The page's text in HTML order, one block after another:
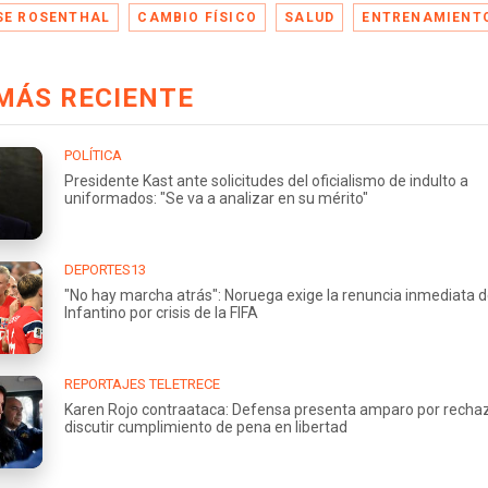
ROSENTHAL CAMBIO FÍSICO SALUD
RECIENTE
POLÍTICA
Presidente Kast ante solicitudes del oficialismo de indulto a
uniformados: "Se va a analizar en su mérito"
DEPORTES13
"No hay marcha atrás": Noruega exige la renuncia inmediata
Infantino por crisis de la FIFA
REPORTAJES TELETRECE
Karen Rojo contraataca: Defensa presenta amparo por
discutir cumplimiento de pena en libertad